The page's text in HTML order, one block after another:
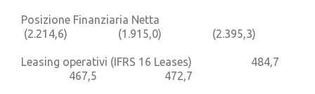
Posizione Finanziaria Netta
(2.214,6) (1.915,0) (2.395,3)
Leasing operativi (IFRS 16 Leases) 484,7
467,5 472,7